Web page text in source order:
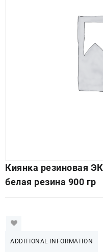
Киянка резиновая
белая резина 900 гр
ADDITIONAL INFORMATION